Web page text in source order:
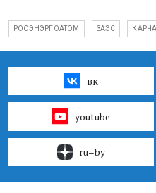
РОСЭНЭРГОАТОМ ЗАЭС
вк
youtube
ru–by